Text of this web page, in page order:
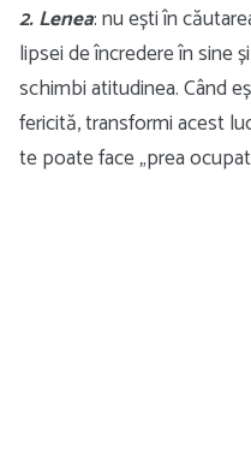
2. Lenea: nu ești în
lipsei de încredere în sine
schimbi atitudinea. Când
fericită, transformi acest
te poate face „prea